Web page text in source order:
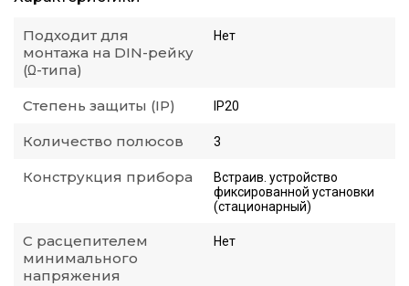
Подходит для
монтажа на DIN-рейку
(Ω-типа)
Нет
Степень защиты (IP) IP20
Количество полюсов 3
Конструкция прибора
Встраив. устройство
фиксированной установки
(стационарный)
С расцепителем
минимального
напряжения
Нет